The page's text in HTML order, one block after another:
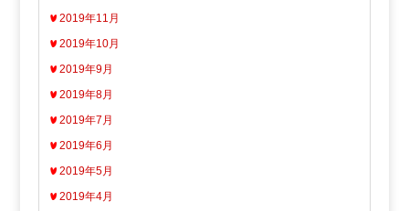
2019年11月
2019年10月
2019年9月
2019年8月
2019年7月
2019年6月
2019年5月
2019年4月